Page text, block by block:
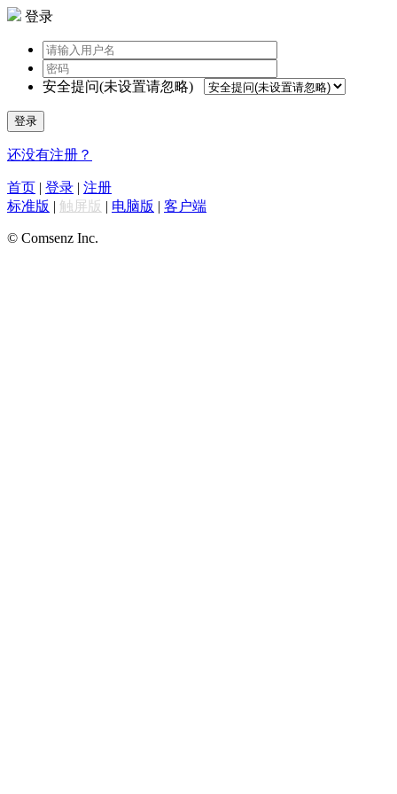
登录
安全提问(未设置请忽略)
登录
还没有注册？
首页 | 登录 | 注册
标准版 | 触屏版 | 电脑版 | 客户端
© Comsenz Inc.